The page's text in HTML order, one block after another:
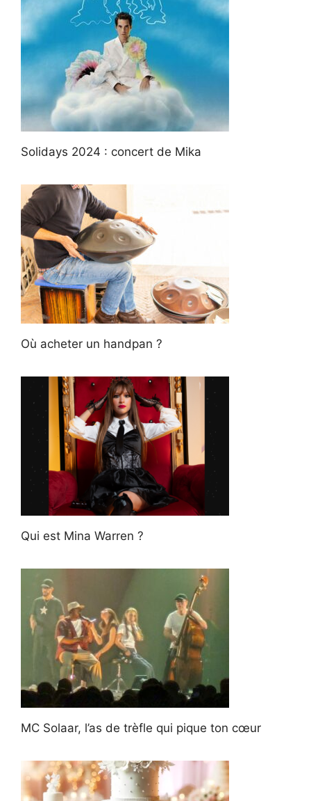
Solidays 2024 : concert de Mika
Où acheter un handpan ?
Qui est Mina Warren ?
MC Solaar, l’as de trèfle qui pique ton cœur